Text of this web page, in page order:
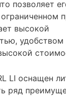
позволяет
высокой
LI оснащен
ряд